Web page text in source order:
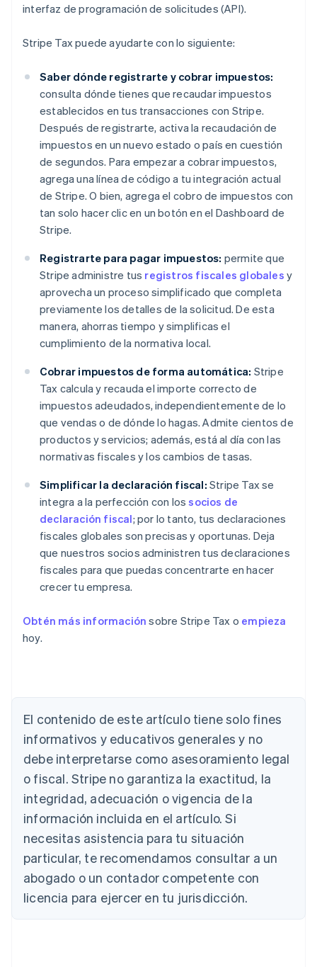
interfaz de programación de solicitudes (API).
Stripe Tax puede ayudarte con lo siguiente:
Saber dónde registrarte y cobrar impuestos:
consulta dónde tienes que recaudar impuestos
establecidos en tus transacciones con Stripe.
Después de registrarte, activa la recaudación de
impuestos en un nuevo estado o país en cuestión
de segundos. Para empezar a cobrar impuestos,
agrega una línea de código a tu integración actual
de Stripe. O bien, agrega el cobro de impuestos con
tan solo hacer clic en un botón en el Dashboard de
Stripe.
Registrarte para pagar impuestos: permite que
Stripe administre tus registros fiscales globales y
aprovecha un proceso simplificado que completa
previamente los detalles de la solicitud. De esta
manera, ahorras tiempo y simplificas el
cumplimiento de la normativa local.
Cobrar impuestos de forma automática: Stripe
Tax calcula y recauda el importe correcto de
impuestos adeudados, independientemente de lo
que vendas o de dónde lo hagas. Admite cientos de
productos y servicios; además, está al día con las
normativas fiscales y los cambios de tasas.
Simplificar la declaración fiscal: Stripe Tax se
integra a la perfección con lossocios de
declaración fiscal; por lo tanto, tus declaraciones
fiscales globales son precisas y oportunas. Deja
que nuestros socios administren tus declaraciones
fiscales para que puedas concentrarte en hacer
crecer tu empresa.
Obtén más información sobre Stripe Tax o empieza
hoy.
El contenido de este artículo tiene solo fines
informativos y educativos generales y no
debe interpretarse como asesoramiento legal
o fiscal. Stripe no garantiza la exactitud, la
integridad, adecuación o vigencia de la
información incluida en el artículo. Si
necesitas asistencia para tu situación
particular, te recomendamos consultar a un
abogado o un contador competente con
licencia para ejercer en tu jurisdicción.
Alemania
Deutsch English
Australia
English
Austria
Deutsch English
Bélgica
Nederlands English
Brasil
PortuguêsEnglish
Bulgaria
Canadá